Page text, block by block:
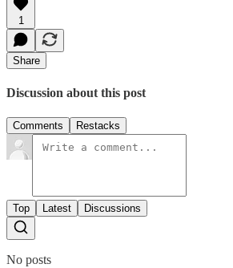
1
Share
Discussion about this post
Comments Restacks
Top Latest Discussions
No posts